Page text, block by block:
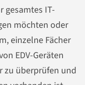
gesamtes IT-
möchten oder
einzelne Fächer
EDV-Geräten
zu überprüfen und